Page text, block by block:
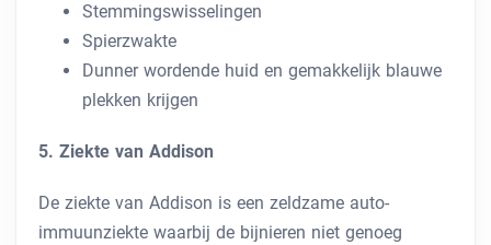
Stemmingswisselingen
Spierzwakte
Dunner wordende huid en gemakkelijk blauwe
plekken krijgen
5. Ziekte van Addison
De ziekte van Addison is een zeldzame auto-
immuunziekte waarbij de bijnieren niet genoeg